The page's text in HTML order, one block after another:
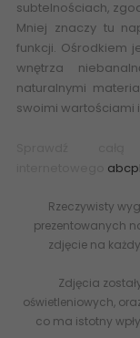
subtelnościach,
Mniej znaczy tu
funkcji. Ośrodkiem
wnętrza
naturalnymi
swoimi wartościami
Rzeczywisty
prezentowanych
zdjęcie na
Zdjęcia
oświetleniowych,
co ma istotny